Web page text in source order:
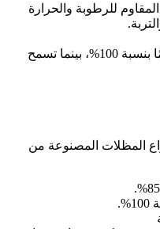
للرطوبة والحرارة
هذه المظلة تحجب الحرارة تمامًا بنسبة 100%، بينما تسمح
المظلات المصنوعة من